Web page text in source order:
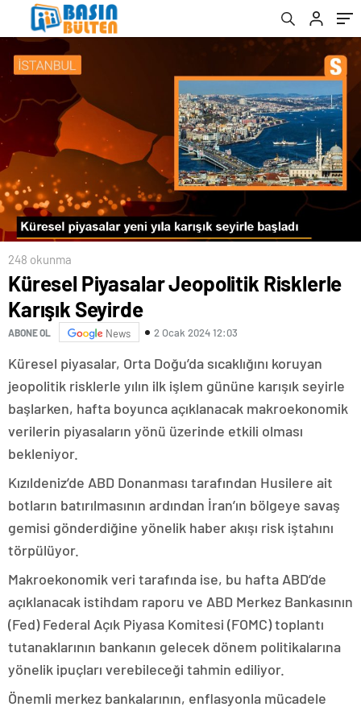
248 okunma
Küresel Piyasalar Jeopolitik Risklerle
Karışık Seyirde
ABONE OL News 2 Ocak 2024 12:03
Küresel piyasalar, Orta Doğu’da sıcaklığını koruyan
jeopolitik risklerle yılın ilk işlem gününe karışık seyirle
başlarken, hafta boyunca açıklanacak makroekonomik
verilerin piyasaların yönü üzerinde etkili olması
bekleniyor.
Kızıldeniz’de ABD Donanması tarafından Husilere ait
botların batırılmasının ardından İran’ın bölgeye savaş
gemisi gönderdiğine yönelik haber akışı risk iştahını
törpülüyor.
Makroekonomik veri tarafında ise, bu hafta ABD’de
açıklanacak istihdam raporu ve ABD Merkez Bankasının
(Fed) Federal Açık Piyasa Komitesi (FOMC) toplantı
tutanaklarının bankanın gelecek dönem politikalarına
yönelik ipuçları verebileceği tahmin ediliyor.
Önemli merkez bankalarının, enflasyonla mücadele
zamlı fiyatları